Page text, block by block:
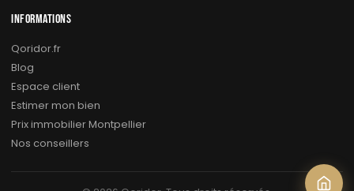
INFORMATIONS
Qoridor.fr
Blog
Espace client
Estimer mon bien
Prix immobilier Montpellier
Nos conseillers